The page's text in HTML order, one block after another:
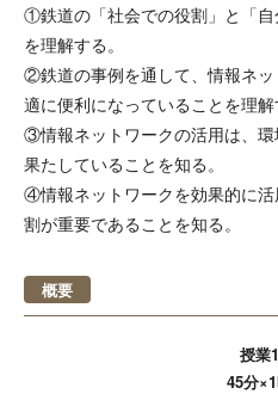
①鉄道の「社会での役割」と「自
を理解する。
②鉄道の事例を通して、情報ネ
適に便利になっていることを理解
③情報ネットワークの活用は、
果たしていることを知る。
④情報ネットワークを効果的に
割が重要であることを知る。
概要
授業
45分